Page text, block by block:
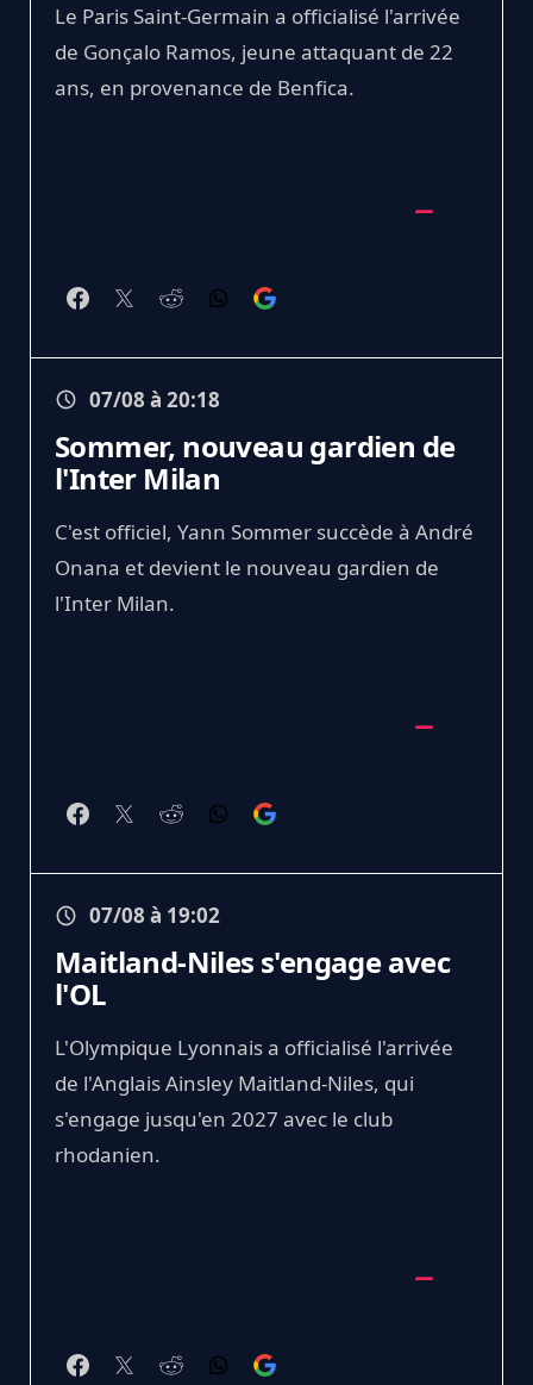
Le Paris Saint-Germain a officialisé l'arrivée
de Gonçalo Ramos, jeune attaquant de 22
ans, en provenance de Benfica.
07/08 à 20:18
Sommer, nouveau gardien de
l'Inter Milan
C'est officiel, Yann Sommer succède à André
Onana et devient le nouveau gardien de
l'Inter Milan.
07/08 à 19:02
Maitland-Niles s'engage avec
l'OL
L'Olympique Lyonnais a officialisé l'arrivée
de l'Anglais Ainsley Maitland-Niles, qui
s'engage jusqu'en 2027 avec le club
rhodanien.